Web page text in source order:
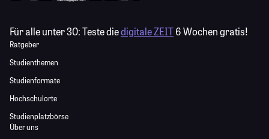
Für alle unter 30:Teste diedigitale ZEIT6 Wochen gratis!
Ratgeber
Studienthemen
Studienformate
Hochschulorte
Studienplatzbörse
Über uns